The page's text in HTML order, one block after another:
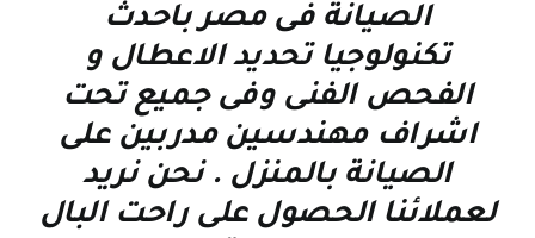
الصيانة فى مصر باحدث
تكنولوجيا تحديد الاعطال و
الفحص الفنى وفى جميع تحت
اشراف مهندسين مدربين على
الصيانة بالمنزل . نحن نريد
لعملائنا الحصول على راحت البال